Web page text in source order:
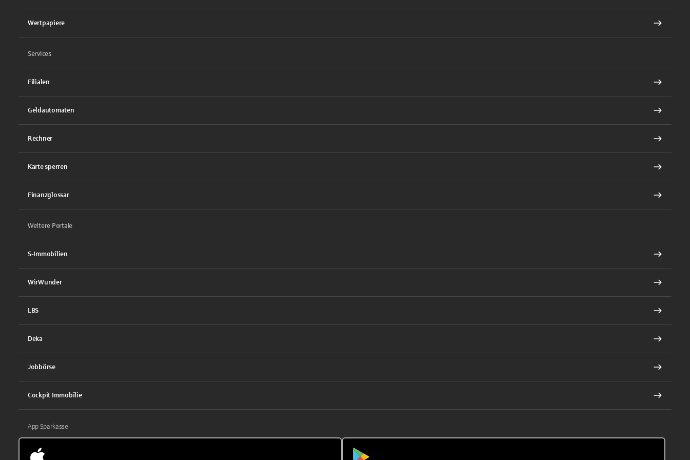
Wertpapiere
Services
Filialen
Geldautomaten
Rechner
Karte sperren
Finanzglossar
Weitere Portale
S-Immobilien
WirWunder
LBS
Deka
Jobbörse
Cockpit Immobilie
App Sparkasse